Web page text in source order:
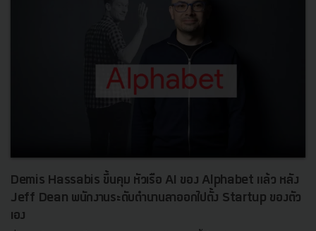
Demis Hassabis ขึ้นคุม หัวเรือ AI ของ Alphabet แล้ว หลัง
Jeff Dean พนักงานระดับตำนานลาออกไปตั้ง Startup ของตัว
เอง